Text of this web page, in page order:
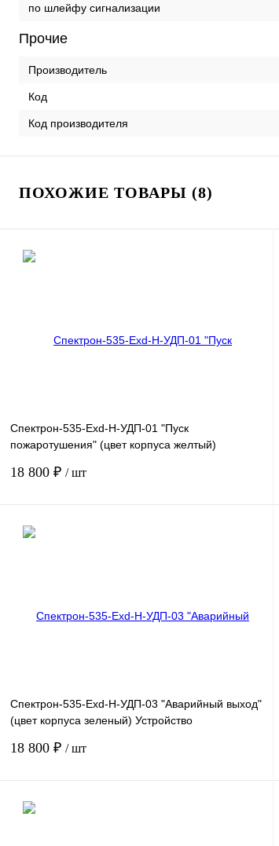
по шлейфу сигнализации
Прочие
Производитель
Код
Код производителя
ПОХОЖИЕ ТОВАРЫ (8)
Спектрон-535-Exd-Н-УДП-01 "Пуск
пожаротушения" (цвет корпуса желтый)
взрывозащищенное
18 800 ₽ / шт
Спектрон-535-Exd-Н-УДП-03 "Аварийный выход"
(цвет корпуса зеленый) Устройство
18 800 ₽ / шт